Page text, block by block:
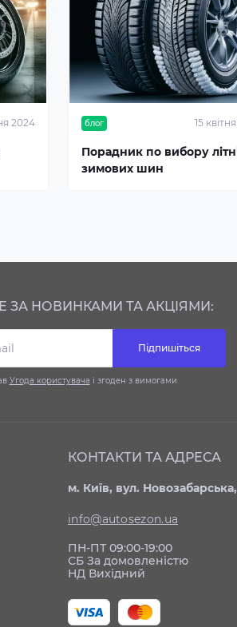
2024 блог 15
Порадник по вибору
зимових шин
ЗА НОВИНКАМИ ТА АКЦІЯМИ:
Підпишіться
Угода користувача і згоден з вимогами
КОНТАКТИ ТА АДРЕСА
м. Київ, вул. Новозабарська,
info@autosezon.ua
ПН-ПТ 09:00-19:00
СБ За домовленістю
НД Вихідний